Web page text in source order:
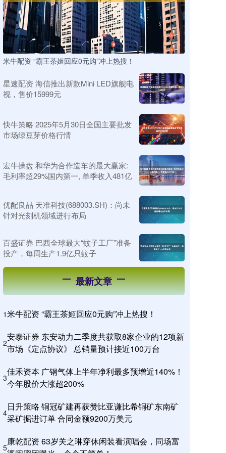
米牛配资 “霸王茶姬回应0元购”冲上热搜！
星速配资 海信推出新款Mini LED旗舰电
视，售价15999元
快牛策略 2025年5月30日全国主要批发
市场绿豆芽价格行情
宏牛操盘 和华为合作造车的最大赢家:
毛利率超29%国内第一, 单季收入481亿
优配良品 天准科技(688003.SH)：尚未
针对光刻机领域进行布局
百盛证券 巴西全球最大“蚊子工厂”准备
投产，每周生产1.9亿只蚊子
最新文章
1米牛配资 “霸王茶姬回应0元购”冲上热搜！
2
安泰证券 东安动力二季度共获取8家企业的12项新
市场《定点协议》 总销量预计接近100万台
3
佳禾资本 广钢气体上半年净利最多预增近140%！
今年股价大涨超200%
4
日升策略 铜冠矿建再获赞比亚谦比希铜矿东南矿
采矿掘进订单 合同金额9200万美元
5
康乾配资 63岁关之琳穿休闲装看演唱会，同场富